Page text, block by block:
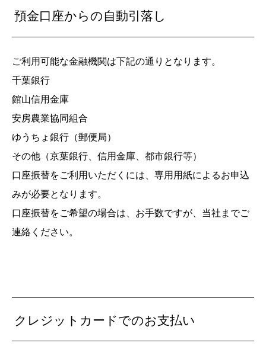
預金口座からの自動引落し
ご利用可能な金融機関は下記の通りとなります。
千葉銀行
館山信用金庫
安房農業協同組合
ゆうちょ銀行（郵便局）
その他（京葉銀行、信用金庫、都市銀行等）
口座振替をご利用いただくには、専用用紙によるお申込
みが必要となります。
口座振替をご希望の場合は、お手数ですが、当社までご
連絡ください。
クレジットカードでのお支払い